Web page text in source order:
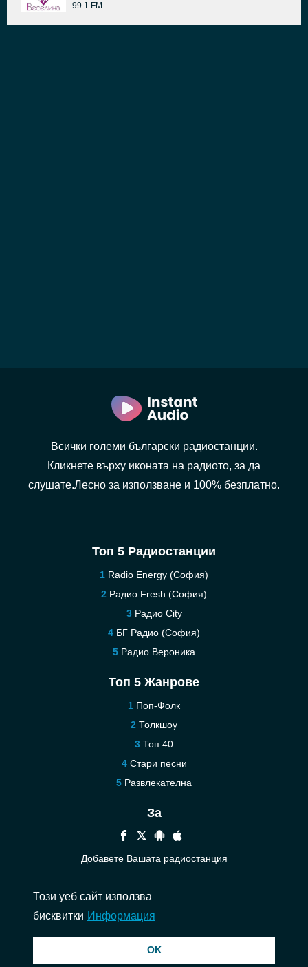
99.1 FM
Всички големи български радиостанции.
Кликнете върху иконата на радиото, за да
слушате.Лесно за използване и 100% безплатно.
Топ 5 Радиостанции
Radio Energy (София)
Радио Fresh (София)
Pадио City
БГ Радио (София)
Радио Вероника
Топ 5 Жанрове
Поп-Фолк
Толкшоу
Топ 40
Стари песни
Развлекателна
За
Добавете Вашата радиостанция
Контакт
поверителност
Този уеб сайт използва
бисквитки Информация
OK